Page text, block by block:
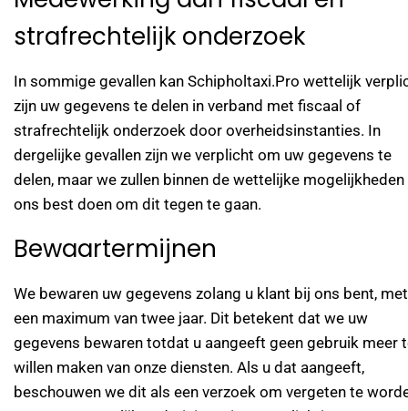
strafrechtelijk onderzoek
In sommige gevallen kan Schipholtaxi.Pro wettelijk
zijn uw gegevens te delen in verband met fiscaal of
strafrechtelijk onderzoek door overheidsinstanties. In
dergelijke gevallen zijn we verplicht om uw gegevens te
delen, maar we zullen binnen de wettelijke mogelijkheden
ons best doen om dit tegen te gaan.
Bewaartermijnen
We bewaren uw gegevens zolang u klant bij ons bent, met
een maximum van twee jaar. Dit betekent dat we uw
gegevens bewaren totdat u aangeeft geen gebruik meer
willen maken van onze diensten. Als u dat aangeeft,
beschouwen we dit als een verzoek om vergeten te